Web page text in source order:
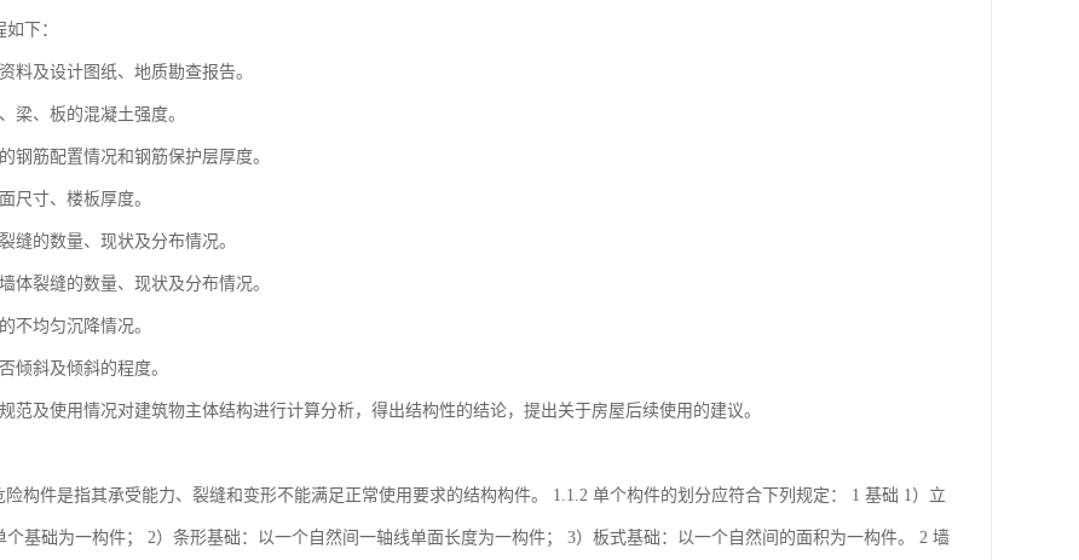
下：
料及设计图纸、地质勘查报告。
梁、板的混凝土强度。
钢筋配置情况和钢筋保护层厚度。
尺寸、楼板厚度。
缝的数量、现状及分布情况。
体裂缝的数量、现状及分布情况。
不均匀沉降情况。
倾斜及倾斜的程度。
范及使用情况对建筑物主体结构进行计算分析，得出结构性的结论，提出关于房屋后续使用的建议。
险构件是指其承受能力、裂缝和变形不能满足正常使用要求的结构构件。 1.1.2 单个构件的划分应符合下列规定： 1 基础 1）立
个基础为一构件； 2）条形基础：以一个自然间一轴线单面长度为一构件； 3）板式基础：以一个自然间的面积为一构件。 2 墙